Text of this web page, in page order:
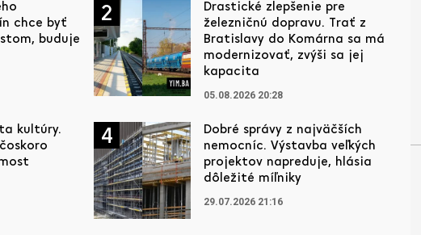
chce byť
buduje
2
Drastické zlepšenie pre
železničnú dopravu. Trať z
Bratislavy do Komárna sa má
modernizovať, zvýši sa jej
kapacita
05.08.2026 20:28
kultúry.
4
Dobré správy z najväčších
nemocníc. Výstavba veľkých
projektov napreduje, hlásia
dôležité míľniky
29.07.2026 21:16